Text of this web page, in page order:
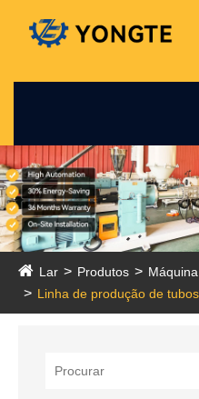
Lar Produtos
Linha de produção de